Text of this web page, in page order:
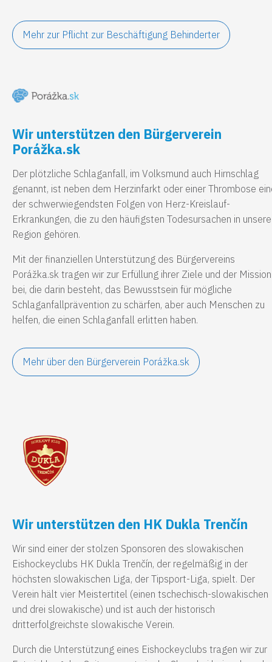
Mehr zur Pflicht zur Beschäftigung Behinderter
Wir unterstützen den Bürgerverein
Porážka.sk
Der plötzliche Schlaganfall, im Volksmund auch Hirnschlag
genannt, ist neben dem Herzinfarkt oder einer Thrombose
der schwerwiegendsten Folgen von Herz-Kreislauf-
Erkrankungen, die zu den häufigsten Todesursachen in
Region gehören.
Mit der finanziellen Unterstützung des Bürgervereins
Porážka.sk tragen wir zur Erfüllung ihrer Ziele und der Mission
bei, die darin besteht, das Bewusstsein für mögliche
Schlaganfallprävention zu schärfen, aber auch Menschen zu
helfen, die einen Schlaganfall erlitten haben.
Mehr über den Bürgerverein Porážka.sk
Wir unterstützen den HK Dukla Trenčín
Wir sind einer der stolzen Sponsoren des slowakischen
Eishockeyclubs HK Dukla Trenčín, der regelmäßig in der
höchsten slowakischen Liga, der Tipsport-Liga, spielt. Der
Verein hält vier Meistertitel (einen tschechisch-slowakischen
und drei slowakische) und ist auch der historisch
dritterfolgreichste slowakische Verein.
Durch die Unterstützung eines Eishockeyclubs tragen wir zur